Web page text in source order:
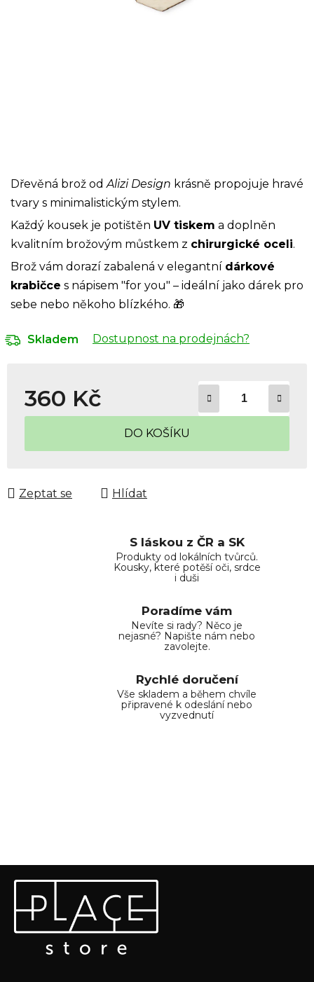
Dřevěná brož odAlizi Design krásně propojuje hravé
tvary s minimalistickým stylem.
Každý kousek je potištěn UV tiskem a doplněn
kvalitním brožovým můstkem z chirurgické oceli.
Brož vám dorazí zabalená v elegantní dárkové
krabičce s nápisem "for you" – ideální jako dárek pro
sebe nebo někoho blízkého. 🎁
Skladem Dostupnost na prodejnách?
360 Kč
Měrná cena:
DO KOŠÍKU
Zeptat se Hlídat
S láskou z ČR a SK
Produkty od lokálních tvůrců.
Kousky, které potěší oči, srdce
i duši
Poradíme vám
Nevíte si rady? Něco je
nejasné? Napište nám nebo
zavolejte.
Rychlé doručení
Vše skladem a během chvíle
připravené k odeslání nebo
vyzvednutí
Odebírat newsletter
Vložte svůj e-mail a my vám budeme zasílat informace o
nových produktech na našem e-shopu.